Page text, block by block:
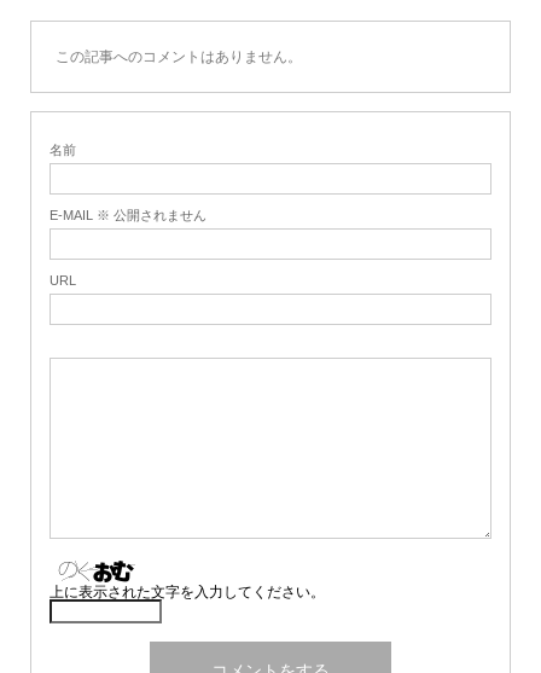
この記事へのコメントはありません。
名前
E-MAIL ※ 公開されません
URL
上に表示された文字を入力してください。